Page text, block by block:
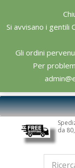
Si avvisano i gentili
Gli ordini
Per
content
Editoriale
Scientifica
Primary
Navigation
da